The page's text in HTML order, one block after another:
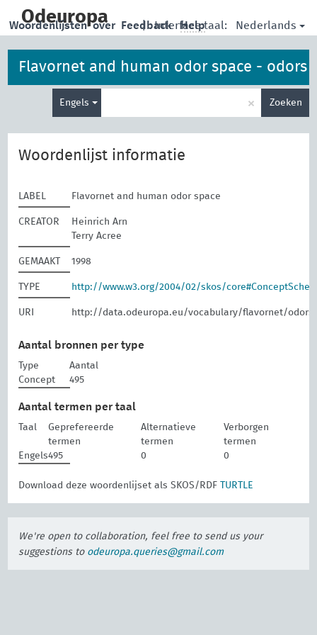
main
Odeuropa | Interface taal: Nederlands
Woordenlijsten over Feedback Help
Flavornet and human odor space - odors
Engels × Zoeken
Woordenlijst informatie
LABEL Flavornet and human odor space
CREATOR
Heinrich Arn
Terry Acree
GEMAAKT 1998
TYPE http://www.w3.org/2004/02/skos/
URI http://data.odeuropa.eu/vocabulary/flavornet/
Aantal bronnen per type
Type
Aantal
Concept
495
Aantal termen per taal
Taal
Geprefereerde
termen
Alternatieve
termen
Verborgen
termen
Engels495 0 0
Download deze woordenlijset als SKOS/RDF TURTLE
We're open to collaboration, feel free to send us your
suggestions to odeuropa.queries@gmail.com